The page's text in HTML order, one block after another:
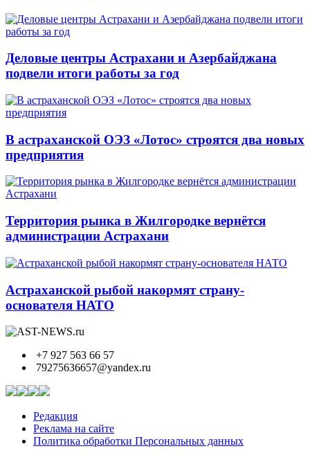
Деловые центры Астрахани и Азербайджана
подвели итоги работы за год
В астраханской ОЭЗ «Лотос» строятся два новых
предприятия
Территория рынка в Жилгородке вернётся
администрации Астрахани
Астраханской рыбой накормят страну-
основателя НАТО
+7 927 563 66 57
79275636657@yandex.ru
Редакция
Реклама на сайте
Политика обработки Персональных данных